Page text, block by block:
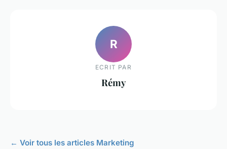
R
ECRIT PAR
Rémy
← Voir tous les articles Marketing